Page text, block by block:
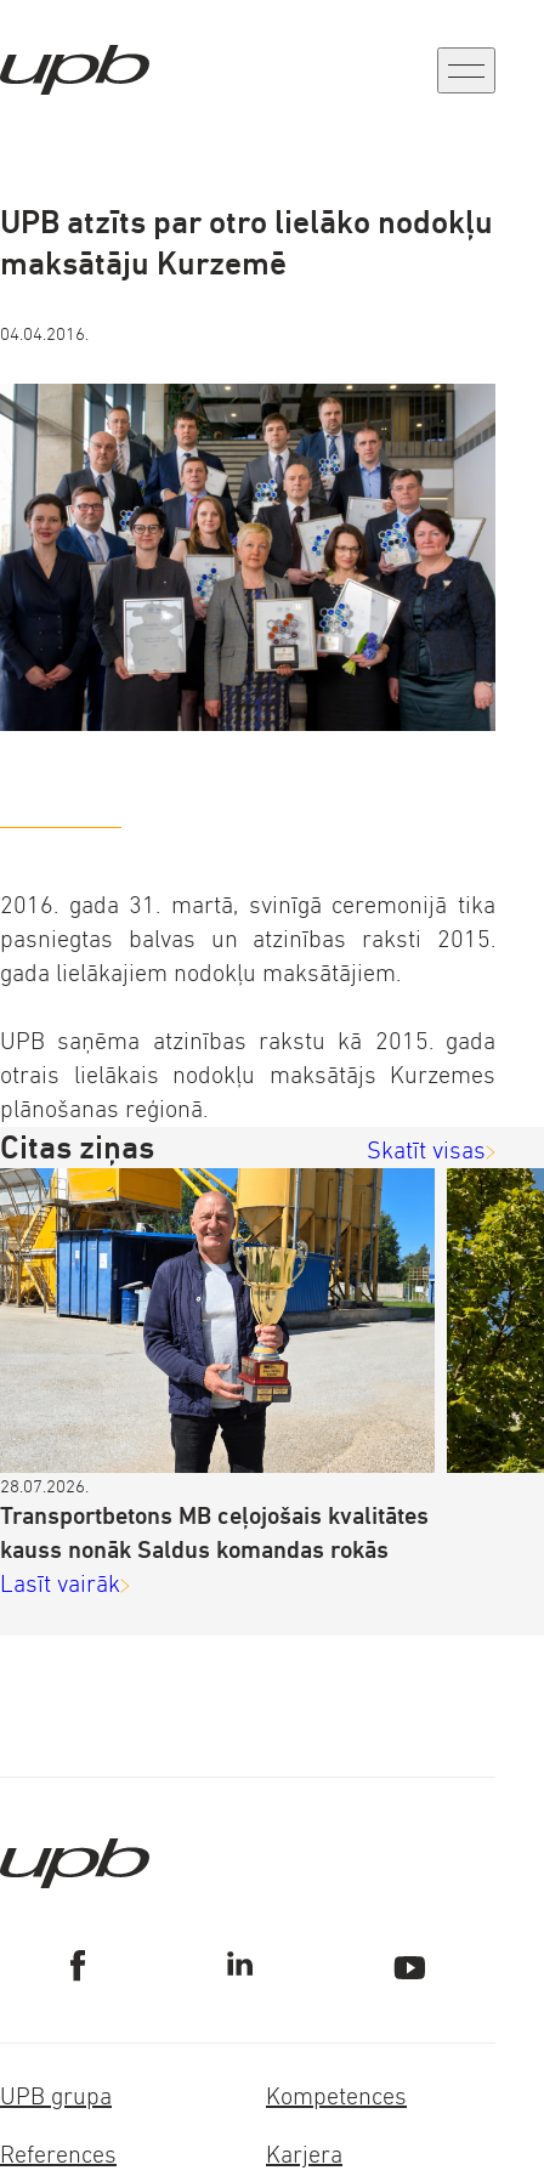
UPB atzīts par otro lielāko nodokļu
maksātāju Kurzemē
04.04.2016.
2016. gada 31. martā, svinīgā ceremonijā tika
pasniegtas balvas un atzinības raksti 2015.
gada lielākajiem nodokļu maksātājiem.
UPB saņēma atzinības rakstu kā 2015. gada
otrais lielākais nodokļu maksātājs Kurzemes
plānošanas reģionā.
Citas ziņas Skatīt visas
28.07.2026.
Transportbetons MB ceļojošais kvalitātes
kauss nonāk Saldus komandas rokās
Lasīt vairāk
UPB grupa Kompetences
References Karjera